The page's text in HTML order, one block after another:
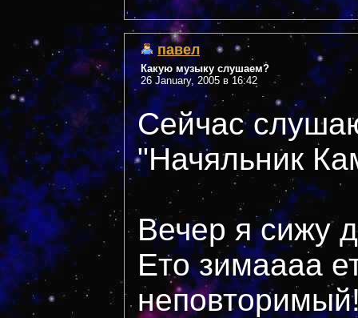
павел
Какую музыку слушаем?
26 January, 2005 в 16:42
Сейчас
"Начяльник
Вечер я сижу
Ето зимаааа